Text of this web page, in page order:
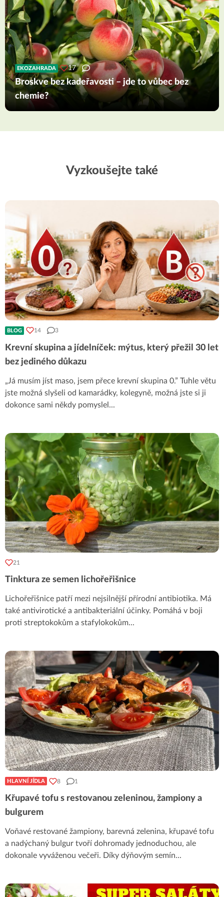
EKOZAHRADA 17
Broskve bez kadeřavosti – jde to vůbec bez
chemie?
Vyzkoušejte také
BLOG 14 3
Krevní skupina a jídelníček: mýtus, který přežil 30 let
bez jediného důkazu
„Já musím jíst maso, jsem přece krevní skupina 0.” Tuhle větu
jste možná slyšeli od kamarádky, kolegyně, možná jste si ji
dokonce sami někdy pomyslel ...
21
Tinktura ze semen lichořeřišnice
Lichořeřišnice patří mezi nejsilnější přírodní antibiotika. Má
také antivirotické a antibakteriální účinky. Pomáhá v boji
proti streptokokům a stafylokokům...
HLAVNÍ JÍDLA 8 1
Křupavé tofu s restovanou zeleninou, žampiony a
bulgurem
Voňavé restované žampiony, barevná zelenina, křupavé tofu
a nadýchaný bulgur tvoří dohromady jednoduchou, ale
dokonale vyváženou večeři. Díky dýňovým semín...